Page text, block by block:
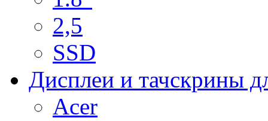
2,5
SSD
Дисплеи и тачскрины
Acer